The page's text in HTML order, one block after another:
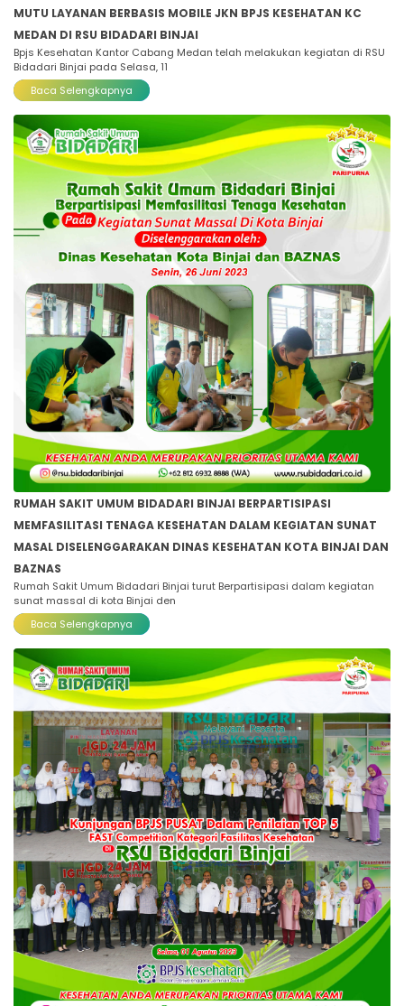
MUTU LAYANAN BERBASIS MOBILE JKN BPJS KESEHATAN KC
MEDAN DI RSU BIDADARI BINJAI
Bpjs Kesehatan Kantor Cabang Medan telah melakukan kegiatan di RSU
Bidadari Binjai pada Selasa, 11
Baca Selengkapnya
RUMAH SAKIT UMUM BIDADARI BINJAI BERPARTISIPASI
MEMFASILITASI TENAGA KESEHATAN DALAM KEGIATAN SUNAT
MASAL DISELENGGARAKAN DINAS KESEHATAN KOTA BINJAI DAN
BAZNAS
Rumah Sakit Umum Bidadari Binjai turut Berpartisipasi dalam kegiatan
sunat massal di kota Binjai den
Baca Selengkapnya